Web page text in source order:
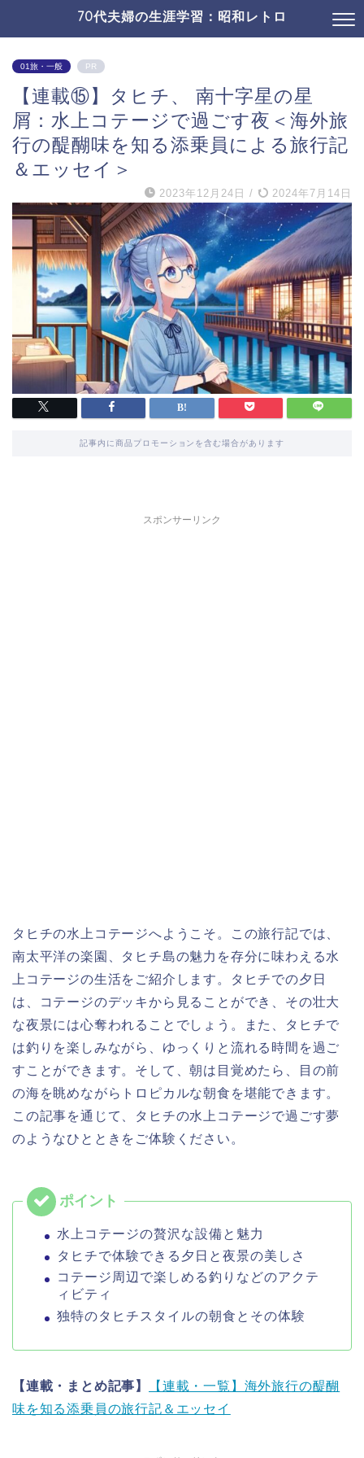
70代夫婦の生涯学習：昭和レトロ
01旅・一般 PR
【連載⑮】タヒチ、 南十字星の星
屑：水上コテージで過ごす夜＜海外旅
行の醍醐味を知る添乗員による旅行記
＆エッセイ＞
2023年12月24日 / 2024年7月14日
記事内に商品プロモーションを含む場合があります
スポンサーリンク
タヒチの水上コテージへようこそ。この旅行記では、
南太平洋の楽園、タヒチ島の魅力を存分に味わえる水
上コテージの生活をご紹介します。タヒチでの夕日
は、コテージのデッキから見ることができ、その壮大
な夜景には心奪われることでしょう。また、タヒチで
は釣りを楽しみながら、ゆっくりと流れる時間を過ご
すことができます。そして、朝は目覚めたら、目の前
の海を眺めながらトロピカルな朝食を堪能できます。
この記事を通じて、タヒチの水上コテージで過ごす夢
のようなひとときをご体験ください。
水上コテージの贅沢な設備と魅力
タヒチで体験できる夕日と夜景の美しさ
コテージ周辺で楽しめる釣りなどのアクテ
ィビティ
独特のタヒチスタイルの朝食とその体験
【連載・まとめ記事】
【連載・一覧】海外旅行の醍醐
味を知る添乗員の旅行記＆エッセイ